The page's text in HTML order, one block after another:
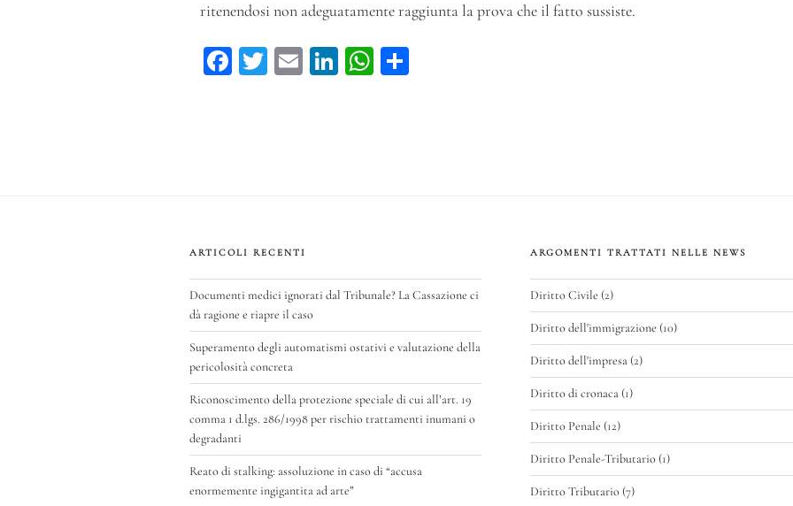
ritenendosi non adeguatamente raggiunta la prova che il fatto sussiste.
Fa T
E
Li W
ARTICOLI RECENTI
Documenti medici ignorati dal Tribunale? La Cassazione ci
dà ragione e riapre il caso
Superamento degli automatismi ostativi e valutazione della
pericolosità concreta
Riconoscimento della protezione speciale di cui all’art. 19
comma 1 d.lgs. 286/1998 per rischio trattamenti inumani o
degradanti
Reato di stalking: assoluzione in caso di “accusa
enormemente ingigantita ad arte”
ARGOMENTI TRATTATI NELLE NEWS
Diritto Civile (2)
Diritto dell'immigrazione (10)
Diritto dell'impresa(2)
Diritto di cronaca(1)
Diritto Penale (12)
Diritto Penale-Tributario(1)
Diritto Tributario(7)